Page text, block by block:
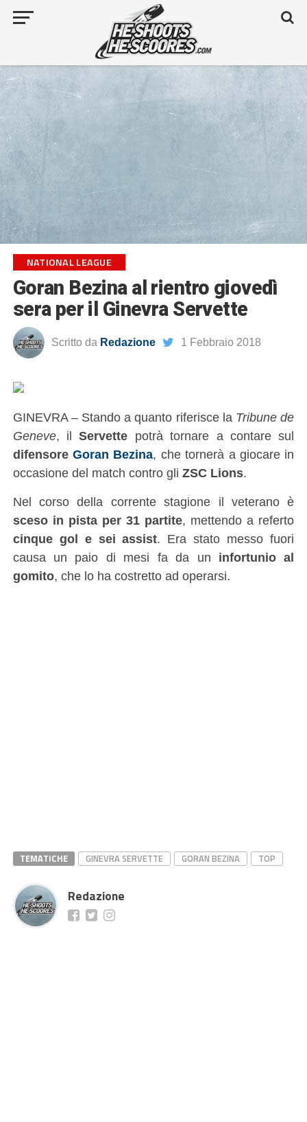
NATIONAL LEAGUE
Goran Bezina al rientro giovedì
sera per il Ginevra Servette
Scritto da Redazione 1 Febbraio 2018
GINEVRA – Stando a quanto riferisce la Tribune de
Geneve, ilServette potrà tornare a contare sul
difensoreGoran Bezina, che tornerà a giocare in
occasione del match contro gli ZSC Lions.
Nel corso della corrente stagione il veterano è
sceso in pista per 31 partite, mettendo a referto
cinque gol e sei assist. Era stato messo fuori
causa un paio di mesi fa da un infortunio al
gomito, che lo ha costretto ad operarsi.
TEMATICHE GINEVRA SERVETTE GORAN BEZINA TOP
Redazione